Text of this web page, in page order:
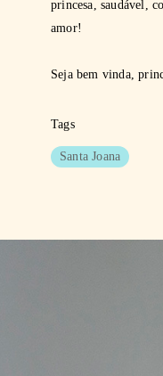
princesa, saudável,
amor!
Seja bem vinda,
Tags
Santa Joana